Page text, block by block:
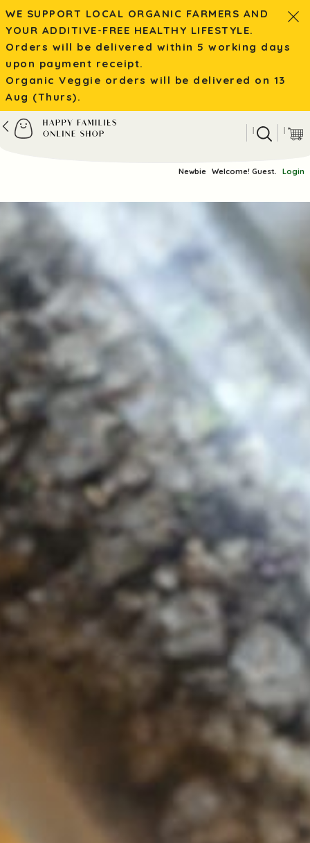
WE SUPPORT LOCAL ORGANIC FARMERS AND
YOUR ADDITIVE-FREE HEALTHY LIFESTYLE.
Orders will be delivered within 5 working days
upon payment receipt.
Organic Veggie orders will be delivered on 13
Aug (Thurs).
| |
Newbie Welcome! Guest. Login